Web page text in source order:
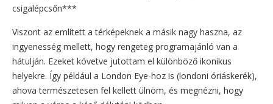
csigalépcsőn***
Viszont az említett a térképeknek a másik nagy haszna, az
ingyenesség mellett, hogy rengeteg programajánló van a
hátulján. Ezeket követve jutottam el különböző ikonikus
helyekre. Így például a London Eye-hoz is (londoni óriáskerék),
ahova természetesen fel kellett ülnöm, és megnézni, hogy